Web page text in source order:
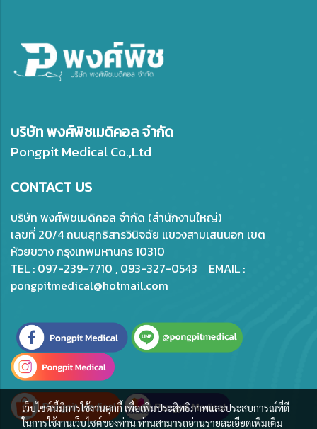
บริษัท พงศ์พิชเมดิคอล จำกัด
Pongpit Medical Co.,Ltd
CONTACT US
บริษัท พงศ์พิชเมดิคอล จำกัด (สำนักงานใหญ่)
เลขที่ 20/4 ถนนสุทธิสารวินิจฉัย แขวงสามเสนนอก เขต
ห้วยขวาง กรุงเทพมหานคร 10310
TEL : 097-239-7710 , 093-327-0543 EMAIL :
pongpitmedical@hotmail.com
เว็บไซต์นี้มีการใช้งานคุกกี้ เพื่อเพิ่มประสิทธิภาพและประสบการณ์ที่ดี
ในการใช้งานเว็บไซต์ของท่าน ท่านสามารถอ่านรายละเอียดเพิ่มเติม